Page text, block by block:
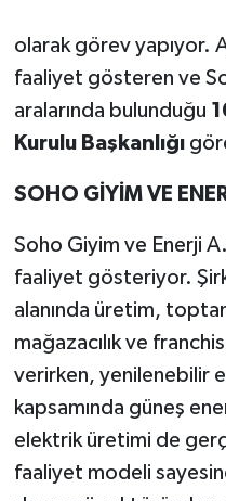
olarak görev yapıyor.
faaliyet gösteren ve
aralarında bulunduğu
Kurulu Başkanlığı
SOHO GİYİM VE
Soho Giyim ve Enerji
faaliyet gösteriyor.
alanında üretim,
mağazacılık ve
verirken, yenilenebilir
kapsamında güneş
elektrik üretimi de
faaliyet modeli